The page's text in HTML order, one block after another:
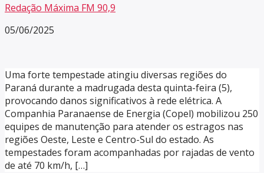
Redação Máxima FM 90,9
05/06/2025
Uma forte tempestade atingiu diversas regiões do
Paraná durante a madrugada desta quinta-feira (5),
provocando danos significativos à rede elétrica. A
Companhia Paranaense de Energia (Copel) mobilizou 250
equipes de manutenção para atender os estragos nas
regiões Oeste, Leste e Centro-Sul do estado. As
tempestades foram acompanhadas por rajadas de vento
de até 70 km/h, […]